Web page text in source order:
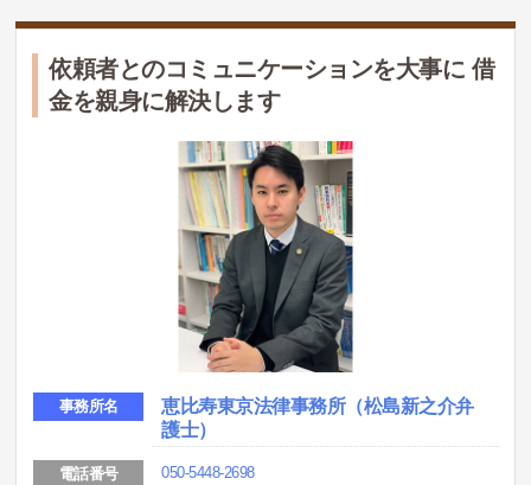
依頼者とのコミュニケーションを大事に 借
金を親身に解決します
事務所名
恵比寿東京法律事務所（松島新之介弁
護士）
電話番号 050-5448-2698